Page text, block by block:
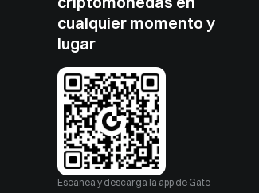
cualquier momento y
lugar
Escanea y descarga la app de Gate